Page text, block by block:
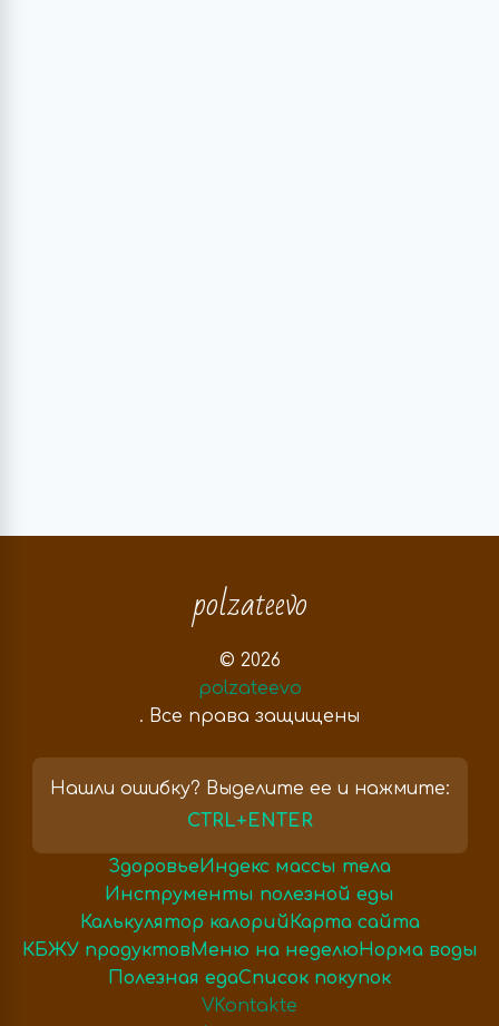
polzateevo
© 2026
polzateevo
. Все права защищены
Нашли ошибку? Выделите ее и нажмите:
CTRL+ENTER
Здоровье Индекс массы тела
Инструменты полезной еды
Калькулятор калорий Карта сайта
КБЖУ продуктов Меню на неделю Норма воды
Полезная едаСписок покупок
VKontakte